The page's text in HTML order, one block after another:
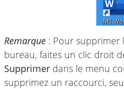
Remarque : Pour supprimer
bureau, faites un clic droit
Supprimer dans le menu
supprimez un raccourci,